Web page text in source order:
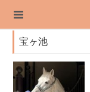
宝ヶ池